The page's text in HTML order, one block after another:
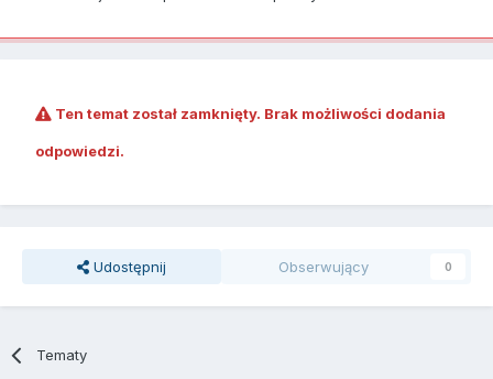
Ten temat został zamknięty. Brak możliwości dodania
odpowiedzi.
Udostępnij Obserwujący 0
Tematy